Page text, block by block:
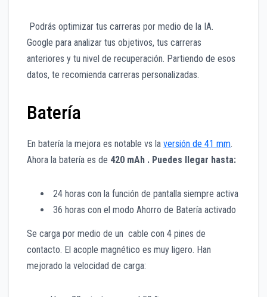
Podrás optimizar tus carreras por medio de la IA.
Google para analizar tus objetivos, tus carreras
anteriores y tu nivel de recuperación. Partiendo de esos
datos, te recomienda carreras personalizadas.
Batería
En batería la mejora es notable vs la versión de 41 mm.
Ahora la batería es de 420 mAh . Puedes llegar hasta:
24 horas con la función de pantalla siempre activa
36 horas con el modo Ahorro de Batería activado
Se carga por medio de un cable con 4 pines de
contacto. El acople magnético es muy ligero. Han
mejorado la velocidad de carga: